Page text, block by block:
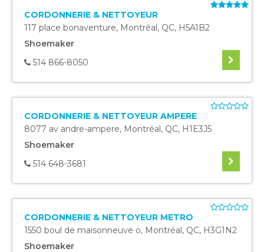
CORDONNERIE & NETTOYEUR
117 place bonaventure, Montréal, QC, H5A1B2
Shoemaker
514 866-8050
CORDONNERIE & NETTOYEUR AMPERE
8077 av andre-ampere, Montréal, QC, H1E3J5
Shoemaker
514 648-3681
CORDONNERIE & NETTOYEUR METRO
1550 boul de maisonneuve o, Montréal, QC, H3G1N2
Shoemaker